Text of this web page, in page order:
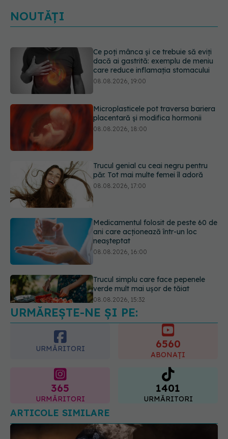
NOUTĂȚI
08.08.2026, 19:00
Microplasticele pot traversa bariera
placentară și modifica hormonii
08.08.2026, 18:00
Trucul genial cu ceai negru pentru
păr. Tot mai multe femei îl adoră
08.08.2026, 17:00
Medicamentul folosit de peste 60 de
ani care acționează într-un loc
neașteptat
Trucul simplu care face pepenele
verde mult mai ușor de tăiat
08.08.2026, 15:32
URMĂREȘTE-NE ȘI PE:
URMĂRITORI
365 1401
ARTICOLE SIMILARE